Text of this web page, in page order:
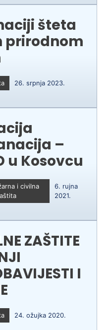
šteta
prirodnom
26. srpnja 2023.
–
u Kosovcu
i civilna
6. rujna
2021.
ZAŠTITE
I
24. ožujka 2020.